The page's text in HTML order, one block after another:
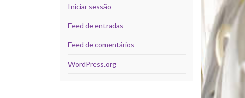
Iniciar sessão
Feed de entradas
Feed de comentários
WordPress.org